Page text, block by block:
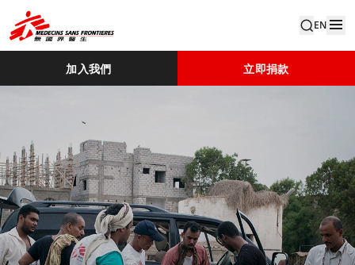
EN
加入我們 立即捐款